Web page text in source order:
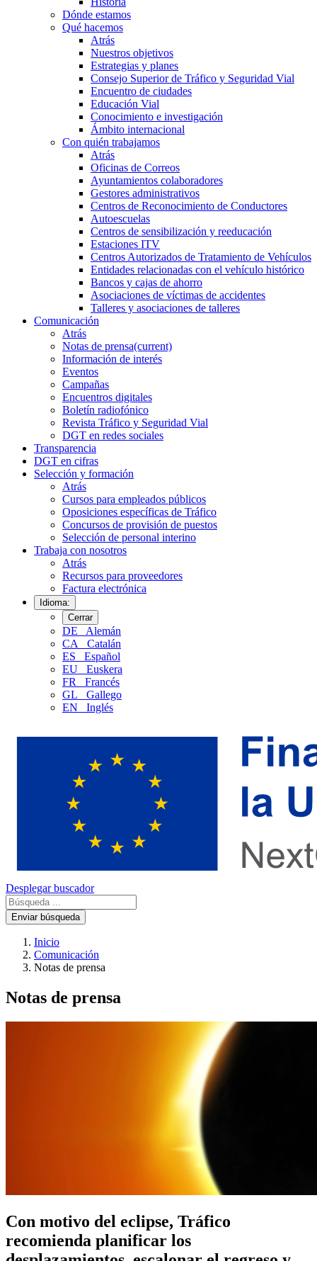
Dónde estamos
Qué hacemos
Atrás
Nuestros objetivos
Estrategias y planes
Consejo Superior de Tráfico y Seguridad Vial
Encuentro de ciudades
Educación Vial
Conocimiento e investigación
Ámbito internacional
Con quién trabajamos
Atrás
Oficinas de Correos
Ayuntamientos colaboradores
Gestores administrativos
Centros de Reconocimiento de Conductores
Autoescuelas
Centros de sensibilización y reeducación
Estaciones ITV
Centros Autorizados de Tratamiento de Vehículos
Entidades relacionadas con el vehículo histórico
Bancos y cajas de ahorro
Asociaciones de víctimas de accidentes
Talleres y asociaciones de talleres
Comunicación
Atrás
Notas de prensa(current)
Información de interés
Eventos
Campañas
Encuentros digitales
Boletín radiofónico
Revista Tráfico y Seguridad Vial
DGT en redes sociales
Transparencia
DGT en cifras
Selección y formación
Atrás
Cursos para empleados públicos
Oposiciones específicas de Tráfico
Concursos de provisión de puestos
Selección de personal interino
Trabaja con nosotros
Atrás
Recursos para proveedores
Factura electrónica
Idioma:
Cerrar
DE
Alemán
CA
Catalán
ES
Español
EU
Euskera
FR
Francés
GL
Gallego
EN
Inglés
Desplegar buscador
Enviar búsqueda
Inicio
Comunicación
Notas de prensa
Notas de prensa
Con motivo del eclipse, Tráfico
recomienda planificar los